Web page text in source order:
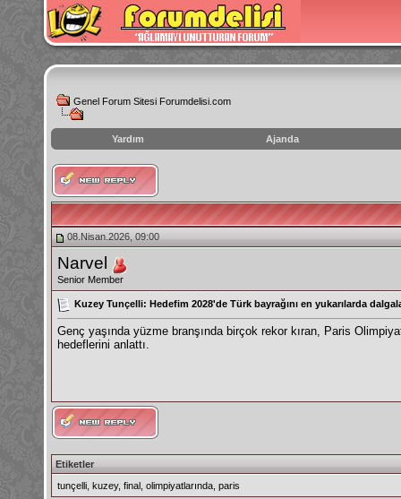
Genel Forum Sitesi Forumdelisi.com
Yardım Ajanda
instagram
izlenme
hilesi
08.Nisan.2026, 09:00
Narvel
Senior Member
Kuzey Tunçelli: Hedefim 2028'de Türk bayrağını en yukarılarda
Genç yaşında yüzme branşında birçok rekor kıran, Paris
hedeflerini anlattı.
Etiketler
tunçelli kuzey, final olimpiyatlarında paris